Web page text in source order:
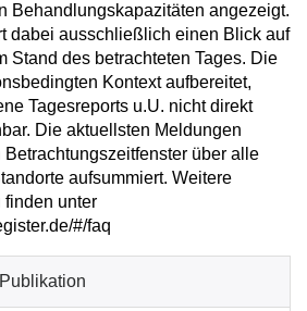
Behandlungskapazitäten angezeigt.
dabei ausschließlich einen Blick auf
Stand des betrachteten Tages. Die
Kontext aufbereitet,
Tagesreports u.U. nicht direkt
Die aktuellsten Meldungen
über alle
aufsummiert. Weitere
finden unter
#/faq